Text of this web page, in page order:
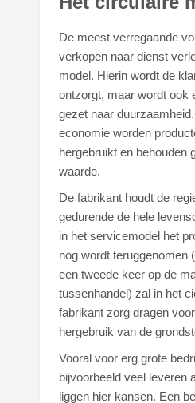
De meest verregaande
verkopen naar dienst
model. Hierin wordt de
ontzorgt, maar wordt ook
gezet naar
economie worden
hergebruikt en behouden
waarde.
De fabrikant houdt de
gedurende de hele
in het servicemodel het
nog wordt teruggenomen
een tweede keer op de
tussenhandel) zal in het
fabrikant zorg dragen
hergebruik van de
Vooral voor erg grote
bijvoorbeeld veel leveren
liggen hier kansen. Een